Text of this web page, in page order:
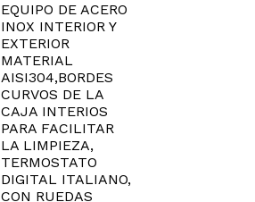
EQUIPO DE ACERO
INOX INTERIOR Y
EXTERIOR
MATERIAL
AISI304,BORDES
CURVOS DE LA
CAJA INTERIOS
PARA FACILITAR
LA LIMPIEZA,
TERMOSTATO
DIGITAL ITALIANO,
CON RUEDAS